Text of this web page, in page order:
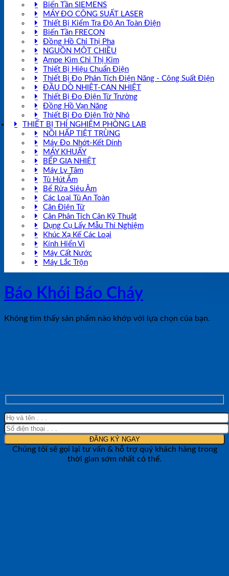
Biến Tần SIEMENS
MÁY ĐO CÔNG SUẤT LASER
Thiết Bị Kiểm Tra Độ An Toàn Điện
Biến Tần FRECON
Đồng Hồ Chỉ Thị Pha
NGUỒN MỘT CHIỀU
Ampe Kìm Chỉ Thị Kim
Thiết Bị Hiệu Chuẩn Điện
Thiết Bị Đo Phân Tích Điện Năng - Công Suất Điện
ĐẦU DÒ NHIỆT-CAN NHIỆT
Thiết Bị Đo Điện Từ Trường
Đồng Hồ Vạn Năng
Thiết Bị Đo Điện Trở Nhỏ
THIẾT BỊ THÍ NGHIỆM PHÒNG LAB
NỒI HẤP TIỆT TRÙNG
Máy Đo Nhớt-Kết Dính
MÁY KHUẤY
BẾP GIA NHIỆT
Máy Ly Tâm
Tủ Hút Ẩm
Bể Rửa Siêu Âm
Các Loại Tủ An Toàn
Cân Điện Tử
Cân Phân Tích Cân Kỹ Thuật
Dụng Cụ Lấy Mẫu Thí Nghiệm
Khúc Xạ Kế Các Loại
Kính Hiển Vi
Máy Cất Nước
Máy Lắc Trộn
Báo Khói Báo Cháy
Không tìm thấy sản phẩm nào khớp với lựa chọn của bạn.
Chúng tôi sẽ gọi lại tư vấn & hỗ trợ quý khách hàng trong
thời gian sớm nhất có thể.